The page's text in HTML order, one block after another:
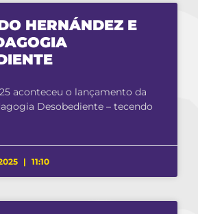
HERNÁNDEZ E
aconteceu o lançamento da
Desobediente – tecendo
11:10